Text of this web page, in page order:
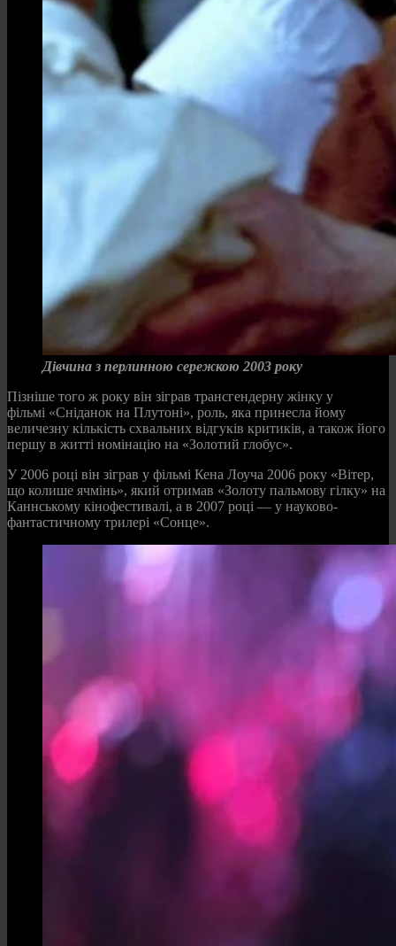
Дівчина з перлинною сережкою 2003 року
Пізніше того ж року він зіграв трансгендерну жінку у
фільмі «Сніданок на Плутоні», роль, яка принесла йому
величезну кількість схвальних відгуків критиків, а також його
першу в житті номінацію на «Золотий глобус».
У 2006 році він зіграв у фільмі Кена Лоуча 2006 року «Вітер,
що колише ячмінь», який отримав «Золоту пальмову гілку» на
Каннському кінофестивалі, а в 2007 році — у науково-
фантастичному трилері «Сонце».